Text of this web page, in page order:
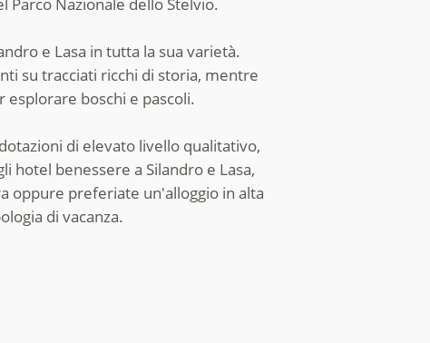
e Lasa in tutta la sua varietà.
su tracciati ricchi di storia, mentre
boschi e pascoli.
di elevato livello qualitativo,
benessere a Silandro e Lasa,
oppure preferiate un'alloggio in alta
di vacanza.